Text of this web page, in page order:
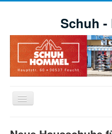
Schuh -
Navigation
an/aus